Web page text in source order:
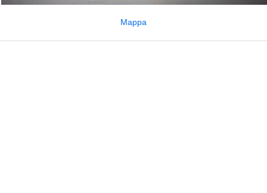
Mappa